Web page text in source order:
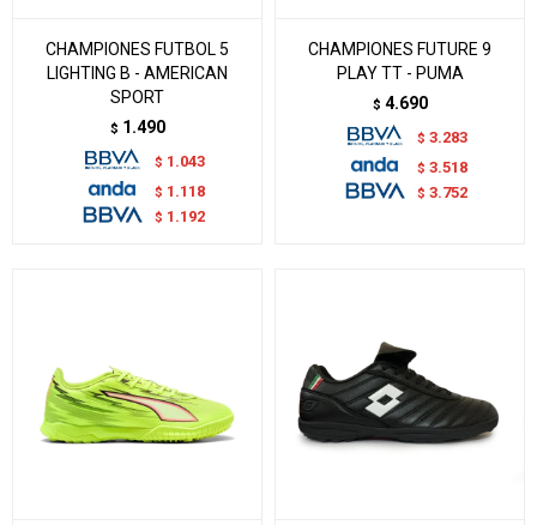
CHAMPIONES FUTBOL 5
LIGHTING B - AMERICAN
SPORT
$ 1.490
$ 1.043
$ 1.118
$ 1.192
CHAMPIONES FUTURE 9
PLAY TT - PUMA
$ 4.690
$ 3.283
$ 3.518
$ 3.752